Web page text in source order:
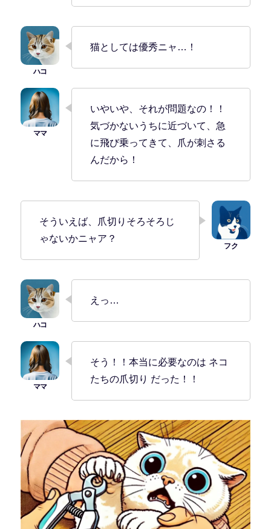
猫としては優秀ニャ…！
いやいや、それが問題なの！！
気づかないうちに近づいて、急
に飛び乗ってきて、爪が刺さる
んだから！
そういえば、爪切りそろそろじ
ゃないかニャア？
えっ…
そう！！本当に必要なのは ネコ
たちの爪切り だった！！